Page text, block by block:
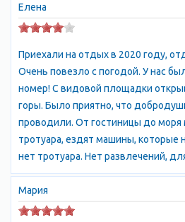
которые протянулись на несколько
А уникальное сочетание песка,
аттракционов, а также
катера, водные лыжи, рыбалка в
удовлетворят самых искушенных.
опытных инструкторов Вы сможете
и погрузиться под воду с
машине можно отправиться на
посмотреть: Ливадийский,
дворцы; Никитский ботанический
Судакская крепость; Новый Свет;
любви, воспетый Пушкиным;
Елена
Приехали на отдых в 2020 году,
Очень повезло с погодой. У нас
номер! С видовой площадки
горы. Было приятно, что
проводили. От гостиницы до моря
тротуара, ездят машины, которые
нет тротуара. Нет развлечений,
Мария